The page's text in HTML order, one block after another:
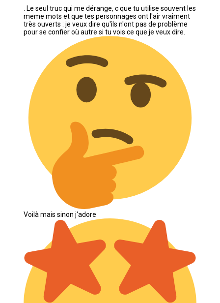
. Le seul truc qui me dérange, c que tu utilise souvent les
meme mots et que tes personnages ont l'air vraiment
très ouverts : je veux dire qu'ils n'ont pas de problème
pour se confier où autre si tu vois ce que je veux dire.
Voilà mais sinon j'adore